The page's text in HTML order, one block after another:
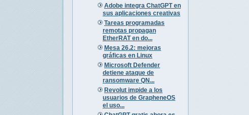
Adobe integra ChatGPT en
sus aplicaciones creativas
Tareas programadas
remotas propagan
EtherRAT en do...
Mesa 26.2: mejoras
gráficas en Linux
Microsoft Defender
detiene ataque de
ransomware QN...
Revolut impide a los
usuarios de GrapheneOS
el uso...